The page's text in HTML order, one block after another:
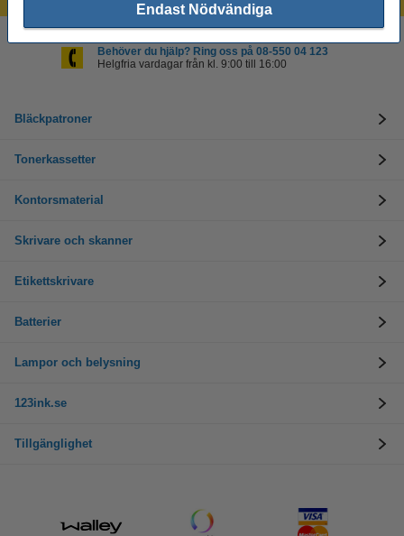
Endast Nödvändiga
Behöver du hjälp? Ring oss på 08-550 04 123
Helgfria vardagar från kl. 9:00 till 16:00
Bläckpatroner
Tonerkassetter
Kontorsmaterial
Skrivare och skanner
Etikettskrivare
Batterier
Lampor och belysning
123ink.se
Tillgänglighet